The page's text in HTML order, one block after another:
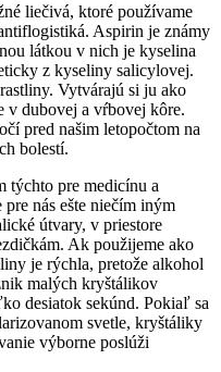
liečivá, ktoré používame
Aspirin je známy
látkou v nich je kyselina
z kyseliny salicylovej.
Vytvárajú si ju ako
v dubovej a vŕbovej kôre.
pred našim letopočtom na
bolestí.
týchto pre medicínu a
nás ešte niečím iným
útvary, v priestore
Ak použijeme ako
je rýchla, pretože alkohol
malých kryštálikov
desiatok sekúnd. Pokiaľ sa
svetle, kryštáliky
výborne poslúži